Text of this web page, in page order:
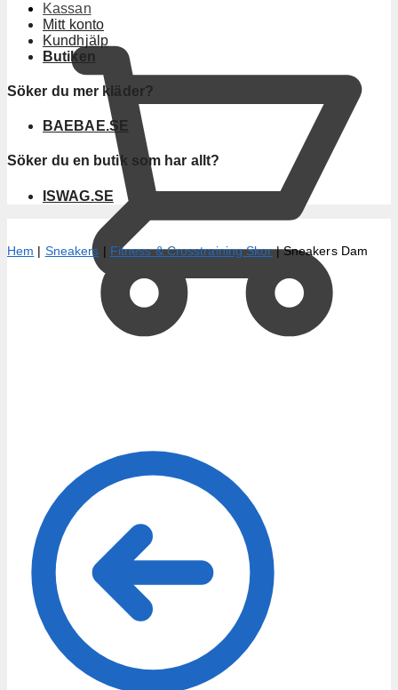
Kassan
Mitt konto
Kundhjälp
Butiken
Söker du mer kläder?
BAEBAE.SE
Söker du en butik som har allt?
ISWAG.SE
Hem | Sneakers | Fitness & Crosstraining Skor|Sneakers Dam